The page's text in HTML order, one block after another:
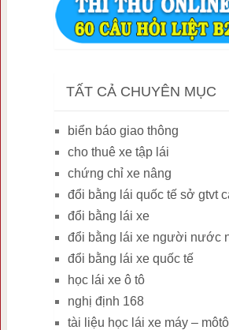
TẤT CẢ CHUYÊN MỤC
biển báo giao thông
cho thuê xe tập lái
chứng chỉ xe nâng
đổi bằng lái quốc tế sở gtvt
đổi bằng lái xe
đổi bằng lái xe người nước
đổi bằng lái xe quốc tế
học lái xe ô tô
nghị định 168
tài liệu học lái xe máy – môtô